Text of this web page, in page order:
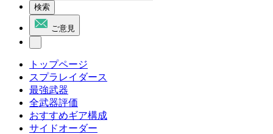
検索
ご意見
トップページ
スプラレイダース
最強武器
全武器評価
おすすめギア構成
サイドオーダー